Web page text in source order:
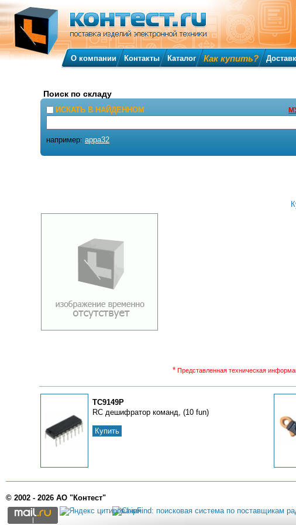
* Представленная техническая
TC9149P
RC дешифpатоp команд, (10 fun)
Купить
О компании Контакты Каталог Как купить?
Поиск по складу
ИСКАТЬ В НАЙДЕННОМ
например:appa32
© 2002 - 2026 АО "Контест"